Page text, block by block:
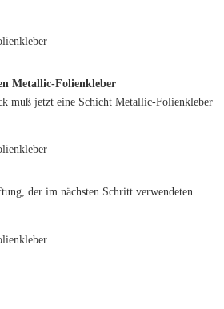
Metallic-Folienkleber
muß jetzt eine Schicht Metallic-Folienkleber
der im nächsten Schritt verwendeten